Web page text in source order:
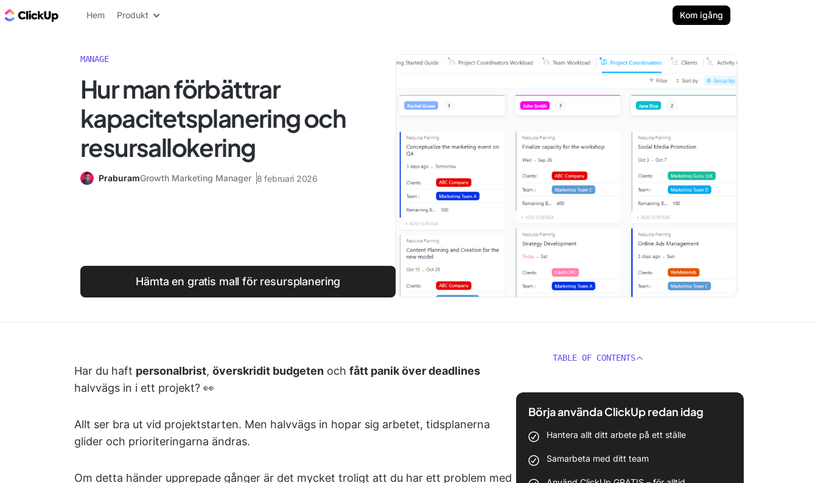
ClickUp-bloggen
Hem Produkt Kom igång
MANAGE
Hur man förbättrar
kapacitetsplanering och
resursallokering
PraburamGrowth Marketing Manager 8 februari 2026
Hämta en gratis mall för resursplanering
Har du haft personalbrist, överskridit budgeten och fått panik över deadlines
halvvägs in i ett projekt? 👀
Allt ser bra ut vid projektstarten. Men halvvägs in hopar sig arbetet, tidsplanerna
glider och prioriteringarna ändras.
Om detta händer upprepade gånger är det mycket troligt att du har ett problem med
TABLE OF CONTENTS
Börja använda ClickUp redan idag
Hantera allt ditt arbete på ett ställe
Samarbeta med ditt team